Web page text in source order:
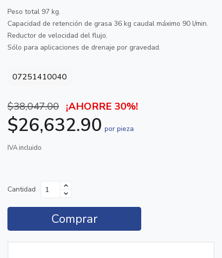
Peso total 97 kg.
Capacidad de retención de grasa 36 kg caudal máximo 90 l/min.
Reductor de velocidad del flujo.
Sólo para aplicaciones de drenaje por gravedad.
07251410040
$38,047.00 ¡AHORRE 30%!
$26,632.90 por pieza
IVA incluido
Cantidad
Comprar